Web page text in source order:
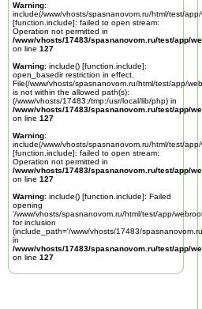
Warning:
include(/www/vhosts/spasnanovom.ru/html/test/
[function.include]: failed to open stream:
Operation not permitted in
/www/vhosts/17483/spasnanovom.ru/test/app/
on line 127
Warning: include() [function.include]:
open_basedir restriction in effect.
File(/www/vhosts/spasnanovom.ru/html/test/app/
is not within the allowed path(s):
(/www/vhosts/17483:/tmp:/usr/local/lib/php) in
/www/vhosts/17483/spasnanovom.ru/test/app/
on line 127
Warning:
include(/www/vhosts/spasnanovom.ru/html/test/
[function.include]: failed to open stream:
Operation not permitted in
/www/vhosts/17483/spasnanovom.ru/test/app/
on line 127
Warning: include() [function.include]: Failed
opening
'/www/vhosts/spasnanovom.ru/html/test/app/
for inclusion
(include_path='/www/vhosts/17483/
in
/www/vhosts/17483/spasnanovom.ru/test/app/
on line 127